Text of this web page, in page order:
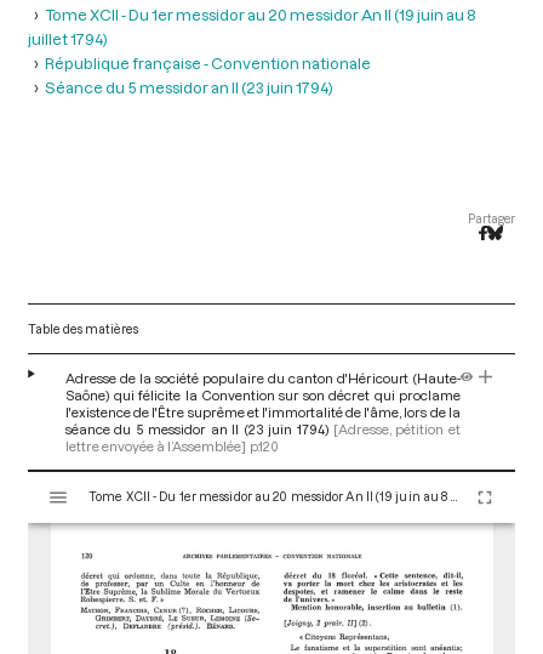
Tome XCII - Du 1er messidor au 20 messidor An II (19 juin au 8
juillet 1794)
République française - Convention nationale
Séance du 5 messidor an II (23 juin 1794)
Partager
Table des matières
Adresse de la société populaire du canton d'Héricourt (Haute-
Saône) qui félicite la Convention sur son décret qui proclame
l'existence de l'Être suprême et l'immortalité de l'âme, lors de la
séance du 5 messidor an II (23 juin 1794) [Adresse, pétition et
lettre envoyée à l’Assemblée] p.120
s